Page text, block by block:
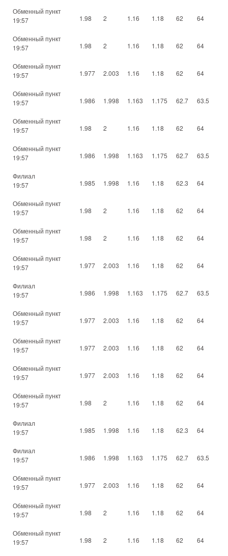
Обменный пункт
19:57
1.98 2 1.16 1.18 62 64
Обменный пункт
19:57
1.98 2 1.16 1.18 62 64
Обменный пункт
19:57
1.977 2.003 1.16 1.18 62 64
Обменный пункт
19:57
1.986 1.998 1.163 1.175 62.7 63.5
Обменный пункт
19:57
1.98 2 1.16 1.18 62 64
Обменный пункт
19:57
1.986 1.998 1.163 1.175 62.7 63.5
Филиал
19:57
1.985 1.998 1.16 1.18 62.3 64
Обменный пункт
19:57
1.98 2 1.16 1.18 62 64
Обменный пункт
19:57
1.98 2 1.16 1.18 62 64
Обменный пункт
19:57
1.977 2.003 1.16 1.18 62 64
Филиал
19:57
1.986 1.998 1.163 1.175 62.7 63.5
Обменный пункт
19:57
1.977 2.003 1.16 1.18 62 64
Обменный пункт
19:57
1.977 2.003 1.16 1.18 62 64
Обменный пункт
19:57
1.977 2.003 1.16 1.18 62 64
Обменный пункт
19:57
1.98 2 1.16 1.18 62 64
Филиал
19:57
1.985 1.998 1.16 1.18 62.3 64
Филиал
19:57
1.986 1.998 1.163 1.175 62.7 63.5
Обменный пункт
19:57
1.977 2.003 1.16 1.18 62 64
Обменный пункт
19:57
1.98 2 1.16 1.18 62 64
Обменный пункт
19:57
1.98 2 1.16 1.18 62 64